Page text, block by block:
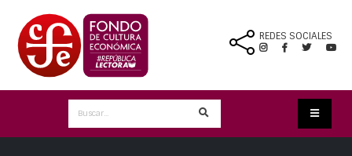
REDES SOCIALES